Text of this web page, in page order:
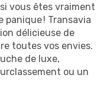
vous êtes vraiment
panique ! Transavia
délicieuse de
toutes vos envies.
de luxe,
ou un